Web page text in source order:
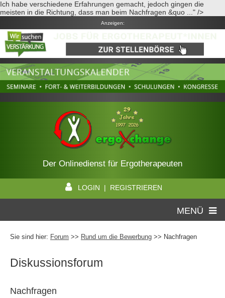
Ich habe verschiedene Erfahrungen gemacht, jedoch gingen die
meisten in die Richtung, dass man beim Nachfragen &quo ..." />
Anzeigen:
Der Onlinedienst für Ergotherapeuten
LOGIN | REGISTRIEREN
MENÜ
Sie sind hier: Forum >> Rund um die Bewerbung >> Nachfragen
Diskussionsforum
Nachfragen